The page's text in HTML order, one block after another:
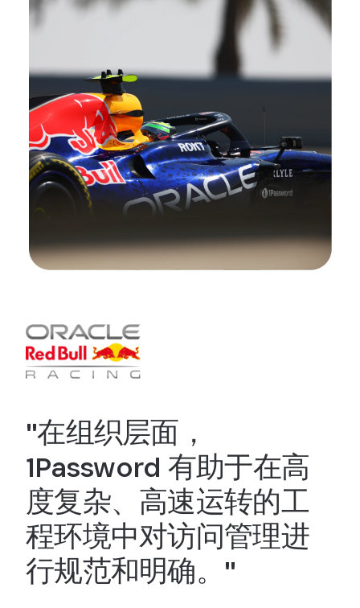
"在组织层面，
1Password 有助于在高
度复杂、高速运转的工
程环境中对访问管理进
行规范和明确。"